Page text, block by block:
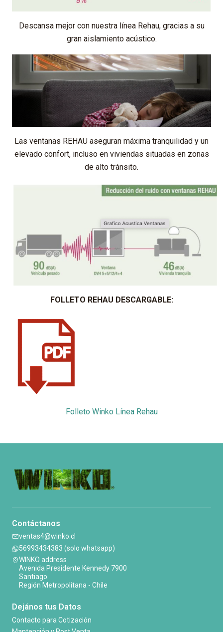
Descansa mejor con nuestra línea Rehau, gracias a su
gran aislamiento acústico.
Las ventanas REHAU aseguran máxima tranquilidad y un
elevado confort, incluso en viviendas situadas en zonas
de alto tránsito.
FOLLETO REHAU DESCARGABLE:
Folleto Winko Línea Rehau
Contáctanos
ventas4@winko.cl
56993434383 (solo whatsapp)
WINKO address
Avenida Presidente Kennedy 7900
Santiago
Región Metropolitana - Chile
Dejános tus Datos
Contacto para Cotización